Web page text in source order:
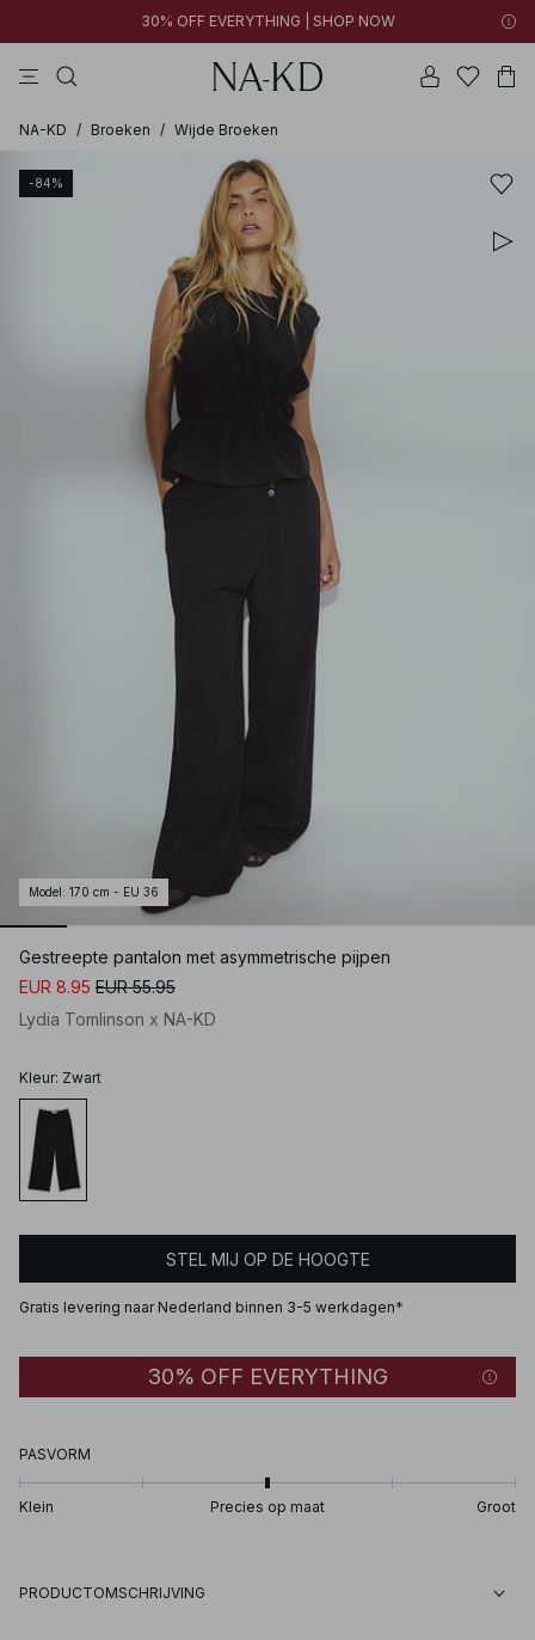
30% OFF EVERYTHING | SHOP NOW
NA-KD / Broeken / Wijde Broeken
-84%
Model : 170 cm - EU 36
Gestreepte pantalon met asymmetrische pijpen
EUR 8.95 EUR 55.95
Lydia Tomlinson x NA-KD
Kleur: Zwart
STEL MIJ OP DE HOOGTE
Gratis levering naar Nederland binnen 3-5 werkdagen*
30% OFF EVERYTHING
PASVORM
Klein Precies op maat Groot
PRODUCTOMSCHRIJVING